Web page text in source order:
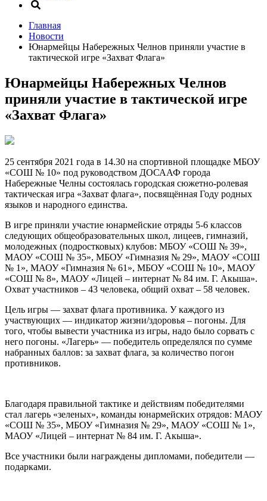
Главная
Новости
Юнармейцы Набережных Челнов приняли участие в
тактической игре «Захват Флага»
Юнармейцы Набережных Челнов
приняли участие в тактической игре
«Захват Флага»
25 сентября 2021 года в 14.30 на спортивной площадке МБОУ
«СОШ № 10» под руководством ДОСААФ города
Набережные Челны состоялась городская сюжетно-ролевая
тактическая игра «Захват флага», посвящённая Году родных
языков и народного единства.
В игре приняли участие юнармейские отряды 5-6 классов
следующих общеобразовательных школ, лицеев, гимназий,
молодежных (подростковых) клубов: МБОУ «СОШ № 39»,
МАОУ «СОШ № 35», МБОУ «Гимназия № 29», МАОУ «СОШ
№ 1», МАОУ «Гимназия № 61», МБОУ «СОШ № 10», МАОУ
«СОШ № 8», МАОУ «Лицей – интернат № 84 им. Г. Акыша».
Охват участников – 43 человека, общий охват – 58 человек.
Цель игры — захват флага противника. У каждого из
участвующих — индикатор жизни/здоровья – погоны. Для
того, чтобы вывести участника из игры, надо было сорвать с
него погоны. «Лагерь» — победитель определялся по сумме
набранных баллов: за захват флага, за количество погон
противников.
Благодаря правильной тактике и действиям победителями
стал лагерь «зеленых», команды юнармейских отрядов: МАОУ
«СОШ № 35», МБОУ «Гимназия № 29», МАОУ «СОШ № 1»,
МАОУ «Лицей – интернат № 84 им. Г. Акыша».
Все участники были награждены дипломами, победители —
подарками.